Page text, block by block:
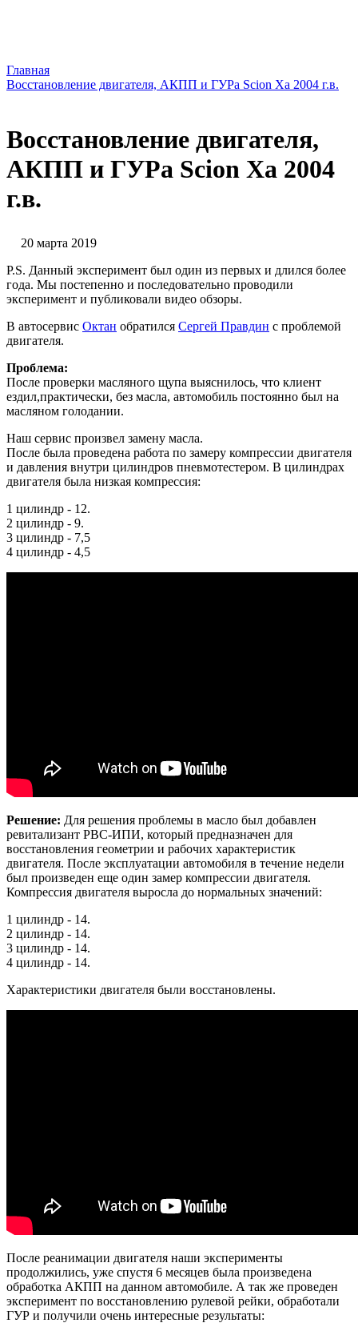
Главная
Восстановление двигателя, АКПП и ГУРа Scion Xa 2004 г.в.
Восстановление двигателя,
АКПП и ГУРа Scion Xa 2004
г.в.
20 марта 2019
P.S. Данный эксперимент был один из первых и длился более
года. Мы постепенно и последовательно проводили
эксперимент и публиковали видео обзоры.
В автосервис Октан обратился Сергей Правдин с проблемой
двигателя.
Проблема:
После проверки масляного щупа выяснилось, что клиент
ездил,практически, без масла, автомобиль постоянно был на
масляном голодании.
Наш сервис произвел замену масла.
После была проведена работа по замеру компрессии двигателя
и давления внутри цилиндров пневмотестером. В цилиндрах
двигателя была низкая компрессия:
1 цилиндр - 12.
2 цилиндр - 9.
3 цилиндр - 7,5
4 цилиндр - 4,5
Решение: Для решения проблемы в масло был добавлен
ревитализант РВС-ИПИ, который предназначен для
восстановления геометрии и рабочих характеристик
двигателя. После эксплуатации автомобиля в течение недели
был произведен еще один замер компрессии двигателя.
Компрессия двигателя выросла до нормальных значений:
1 цилиндр - 14.
2 цилиндр - 14.
3 цилиндр - 14.
4 цилиндр - 14.
Характеристики двигателя были восстановлены.
После реанимации двигателя наши эксперименты
продолжились, уже спустя 6 месяцев была произведена
обработка АКПП на данном автомобиле. А так же проведен
эксперимент по восстановлению рулевой рейки, обработали
ГУР и получили очень интересные результаты: